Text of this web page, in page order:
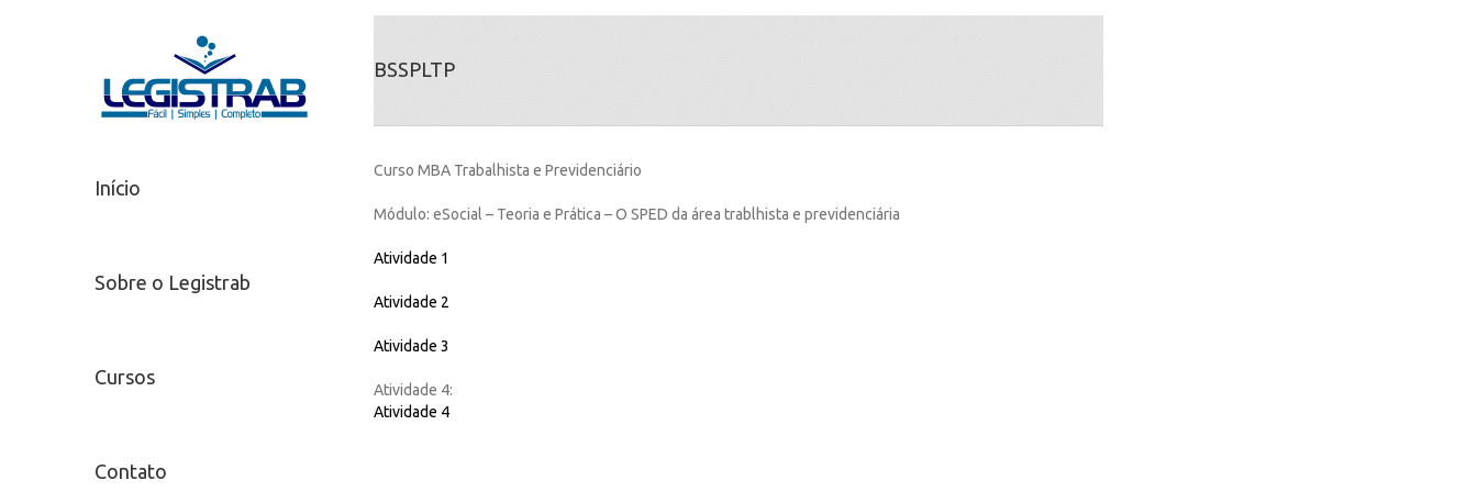
Início
Sobre o Legistrab
Cursos
Contato
BSSPLTP
Curso MBA Trabalhista e Previdenciário
Módulo: eSocial – Teoria e Prática – O SPED da área trablhista e previdenciária
Atividade 1
Atividade 2
Atividade 3
Atividade 4:
Atividade 4